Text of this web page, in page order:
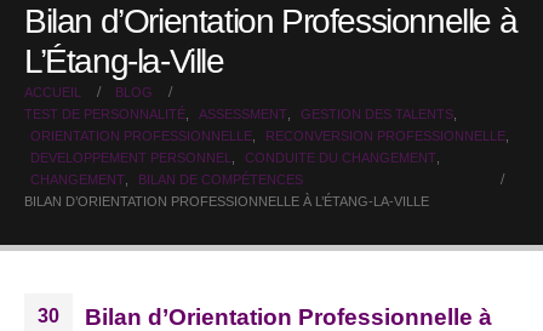
Bilan d’Orientation Professionnelle à
L’Étang-la-Ville
ACCUEIL
BLOG
TEST DE PERSONNALITÉ
ASSESSMENT GESTION DES TALENTS
ORIENTATION PROFESSIONNELLE
RECONVERSION PROFESSIONNELLE
DEVELOPPEMENT PERSONNEL
CONDUITE DU CHANGEMENT
CHANGEMENT
BILAN DE COMPÉTENCES
BILAN D’ORIENTATION PROFESSIONNELLE À L’ÉTANG-LA-VILLE
30
Bilan d’Orientation Professionnelle à